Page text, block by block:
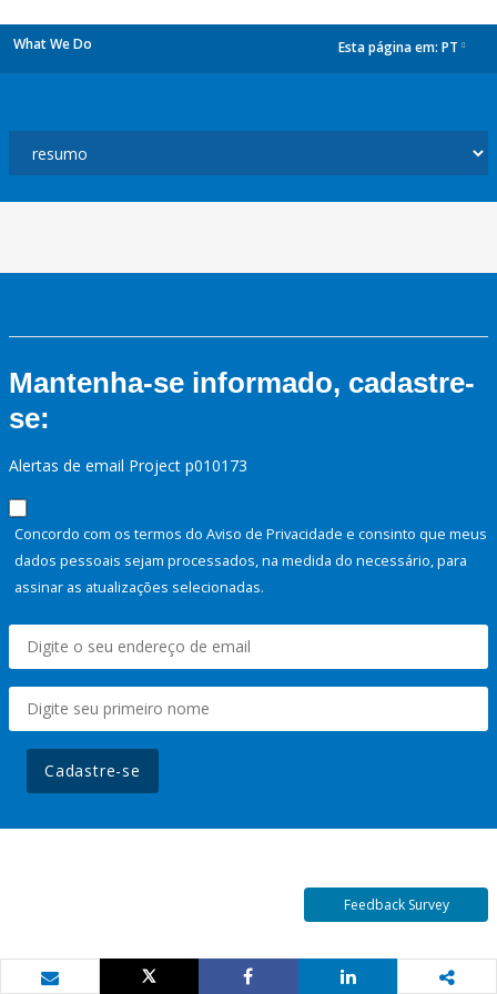
What We Do Esta página em: PT
Mantenha-se informado, cadastre-
se:
Alertas de email Project p010173
Concordo com os termos do Aviso de Privacidade e consinto que meus
dados pessoais sejam processados, na medida do necessário, para
assinar as atualizações selecionadas.
Cadastre-se
Feedback Survey